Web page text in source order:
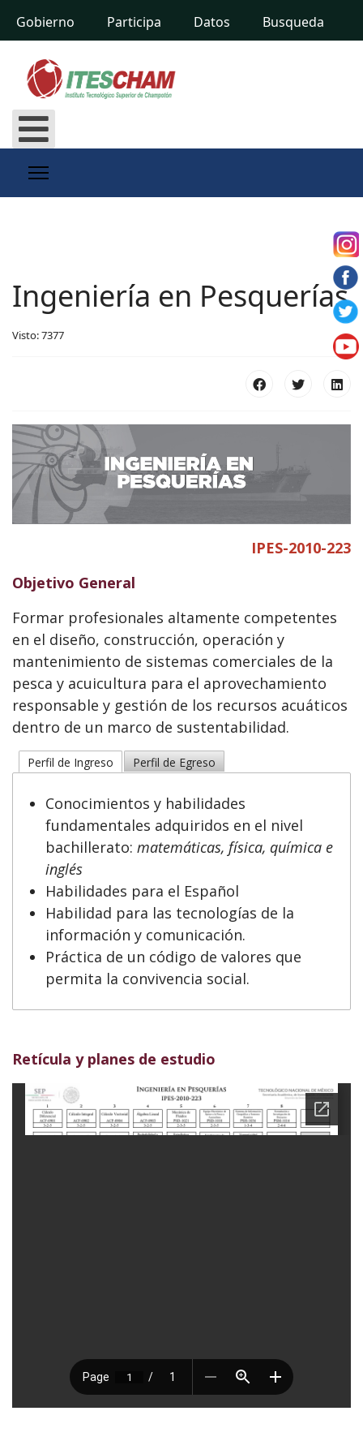
Gobierno Participa Datos Busqueda
Ingeniería en Pesquerías
Visto: 7377
IPES-2010-223
Objetivo General
Formar profesionales altamente competentes
en el diseño, construcción, operación y
mantenimiento de sistemas comerciales de la
pesca y acuicultura para el aprovechamiento
responsable y gestión de los recursos acuáticos
dentro de un marco de sustentabilidad.
Perfil de Ingreso Perfil de Egreso
Conocimientos y habilidades
fundamentales adquiridos en el nivel
bachillerato: matemáticas, física, química e
inglés
Habilidades para el Español
Habilidad para las tecnologías de la
información y comunicación.
Práctica de un código de valores que
permita la convivencia social.
Retícula y planes de estudio